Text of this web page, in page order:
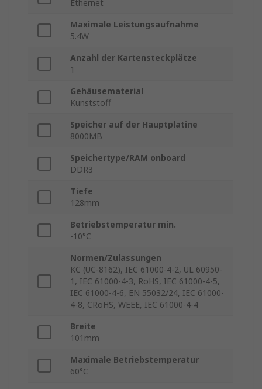
Ethernet
Maximale Leistungsaufnahme
5.4W
Anzahl der Kartensteckplätze
1
Gehäusematerial
Kunststoff
Speicher auf der Hauptplatine
8000MB
Speichertype/RAM onboard
DDR3
Tiefe
128mm
Betriebstemperatur min.
-10°C
Normen/Zulassungen
KC (UC-8162), IEC 61000-4-2, UL 60950-
1, IEC 61000-4-3, RoHS, IEC 61000-4-5,
IEC 61000-4-6, EN 55032/24, IEC 61000-
4-8, CRoHS, WEEE, IEC 61000-4-4
Breite
101mm
Maximale Betriebstemperatur
60°C